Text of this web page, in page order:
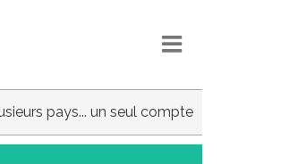
pays... un seul compte